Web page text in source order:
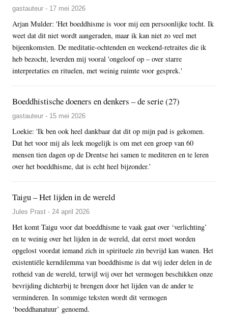
gastauteur - 17 mei 2026
Arjan Mulder: 'Het boeddhisme is voor mij een persoonlijke tocht. Ik
weet dat dit niet wordt aangeraden, maar ik kan niet zo veel met
bijeenkomsten. De meditatie-ochtenden en weekend-retraites die ik
heb bezocht, leverden mij vooral 'ongeloof op – over starre
interpretaties en rituelen, met weinig ruimte voor gesprek.'
Boeddhistische doeners en denkers – de serie (27)
gastauteur - 15 mei 2026
Loekie: 'Ik ben ook heel dankbaar dat dit op mijn pad is gekomen.
Dat het voor mij als leek mogelijk is om met een groep van 60
mensen tien dagen op de Drentse hei samen te mediteren en te leren
over het boeddhisme, dat is echt heel bijzonder.’
Taigu – Het lijden in de wereld
Jules Prast - 24 april 2026
Het komt Taigu voor dat boeddhisme te vaak gaat over ‘verlichting’
en te weinig over het lijden in de wereld, dat eerst moet worden
opgelost voordat iemand zich in spirituele zin bevrijd kan wanen. Het
existentiële kerndilemma van boeddhisme is dat wij ieder delen in de
rotheid van de wereld, terwijl wij over het vermogen beschikken onze
bevrijding dichterbij te brengen door het lijden van de ander te
verminderen. In sommige teksten wordt dit vermogen
‘boeddhanatuur’ genoemd.